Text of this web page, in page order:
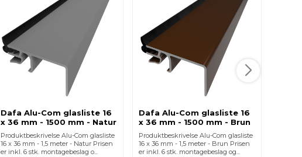
Dafa Alu-Com glasliste 16
x 36 mm - 1500 mm - Natur
Produktbeskrivelse Alu-Com glasliste
16 x 36 mm - 1,5 meter - Natur Prisen
er inkl. 6 stk. montagebeslag o...
Dafa Alu-Com glasliste 16
x 36 mm - 1500 mm - Brun
RAL 8016
Produktbeskrivelse Alu-Com glasliste
16 x 36 mm - 1,5 meter - Brun Prisen
er inkl. 6 stk. montagebeslag og...